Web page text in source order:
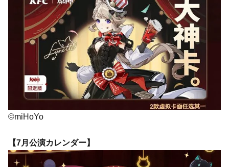
©miHoYo
【7月公演カレンダー】